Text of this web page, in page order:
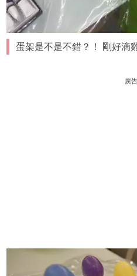
蛋架是不是不錯？！ 剛好滴
廣告